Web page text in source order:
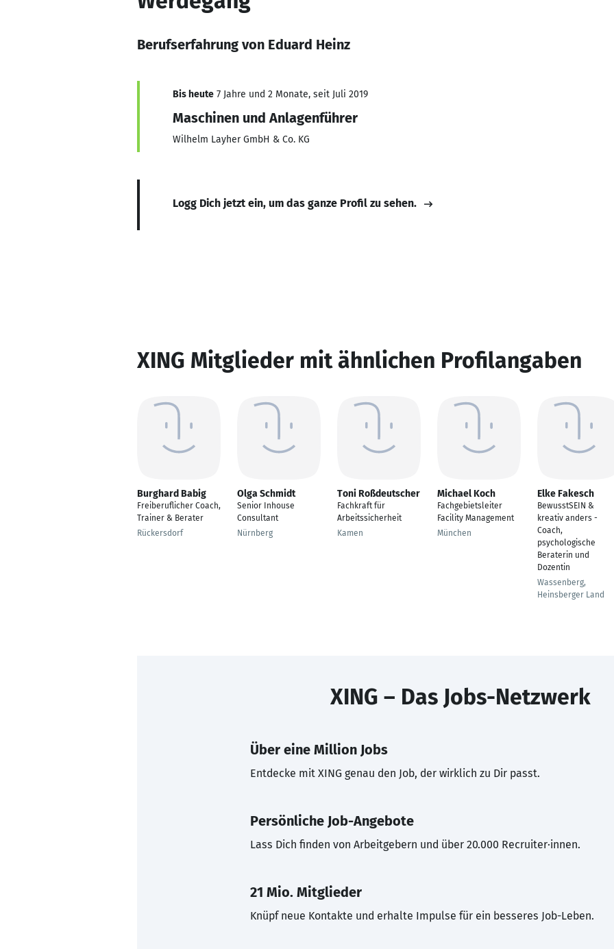
Berufserfahrung von Eduard Heinz
Bis heute 7 Jahre und 2 Monate, seit Juli 2019
Maschinen und Anlagenführer
Wilhelm Layher GmbH & Co. KG
Logg Dich jetzt ein, um das ganze Profil zu sehen.
XING Mitglieder mit ähnlichen Profilangaben
Burghard Babig
Freiberuflicher Coach,
Trainer & Berater
Rückersdorf
Olga Schmidt
Senior Inhouse
Consultant
Nürnberg
Toni Roßdeutscher
Fachkraft für
Arbeitssicherheit
Kamen
Michael Koch
Fachgebietsleiter
Facility Management
München
Elke Fakesch
BewusstSEIN &
kreativ anders -
Coach,
psychologische
Beraterin und
Dozentin
Wassenberg,
Heinsberger Land
XING – Das Jobs-Netzwerk
Über eine Million Jobs
Entdecke mit XING genau den Job, der wirklich zu Dir passt.
Persönliche Job-Angebote
Lass Dich finden von Arbeitgebern und über 20.000 Recruiter·innen.
21 Mio. Mitglieder
Knüpf neue Kontakte und erhalte Impulse für ein besseres Job-Leben.